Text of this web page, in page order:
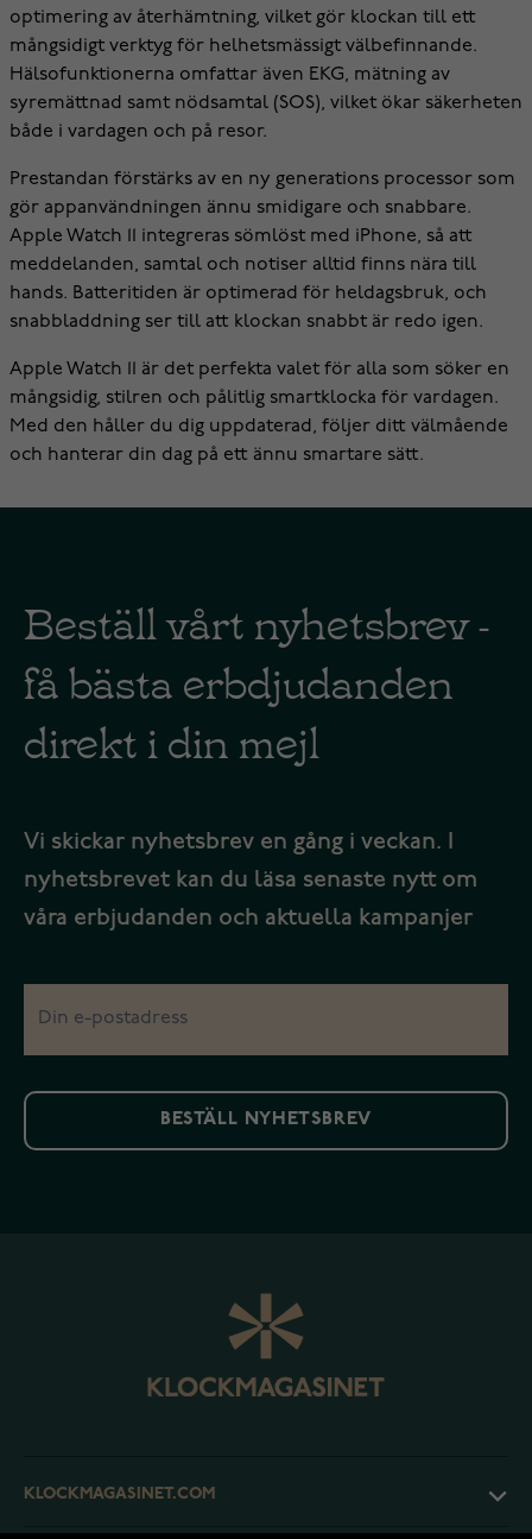
optimering av återhämtning, vilket gör klockan till ett
mångsidigt verktyg för helhetsmässigt välbefinnande.
Hälsofunktionerna omfattar även EKG, mätning av
syremättnad samt nödsamtal (SOS), vilket ökar säkerheten
både i vardagen och på resor.
Prestandan förstärks av en ny generations processor som
gör appanvändningen ännu smidigare och snabbare.
Apple Watch 11 integreras sömlöst med iPhone, så att
meddelanden, samtal och notiser alltid finns nära till
hands. Batteritiden är optimerad för heldagsbruk, och
snabbladdning ser till att klockan snabbt är redo igen.
Apple Watch 11 är det perfekta valet för alla som söker en
mångsidig, stilren och pålitlig smartklocka för vardagen.
Med den håller du dig uppdaterad, följer ditt välmående
och hanterar din dag på ett ännu smartare sätt.
Beställ vårt nyhetsbrev -
få bästa erbdjudanden
direkt i din mejl
Vi skickar nyhetsbrev en gång i veckan. I
nyhetsbrevet kan du läsa senaste nytt om
våra erbjudanden och aktuella kampanjer
BESTÄLL NYHETSBREV
KLOCKMAGASINET.COM